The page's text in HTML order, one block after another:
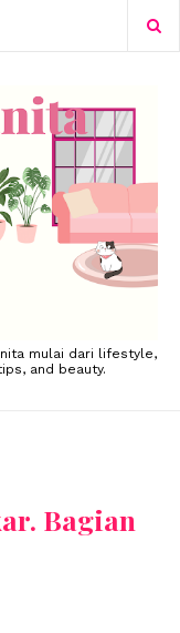
mulai dari lifestyle,
and beauty.
Bagian